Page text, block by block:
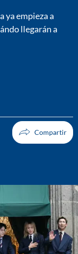
ya empieza a
llegarán a